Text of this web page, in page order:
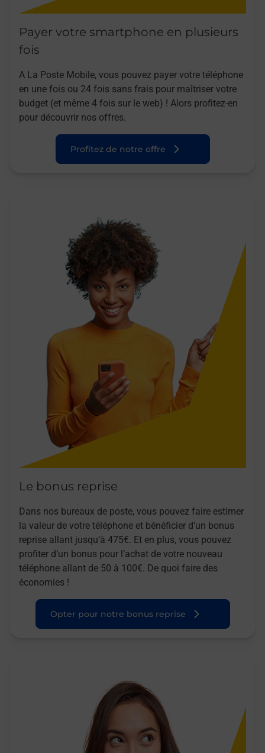
Payer votre smartphone en plusieurs
fois
A La Poste Mobile, vous pouvez payer votre téléphone
en une fois ou 24 fois sans frais pour maîtriser votre
budget (et même 4 fois sur le web) ! Alors profitez-en
pour découvrir nos offres.
Profitez de notre offre
Le bonus reprise
Dans nos bureaux de poste, vous pouvez faire estimer
la valeur de votre téléphone et bénéficier d’un bonus
reprise allant jusqu’à 475€. Et en plus, vous pouvez
profiter d’un bonus pour l’achat de votre nouveau
téléphone allant de 50 à 100€. De quoi faire des
économies !
Opter pour notre bonus reprise